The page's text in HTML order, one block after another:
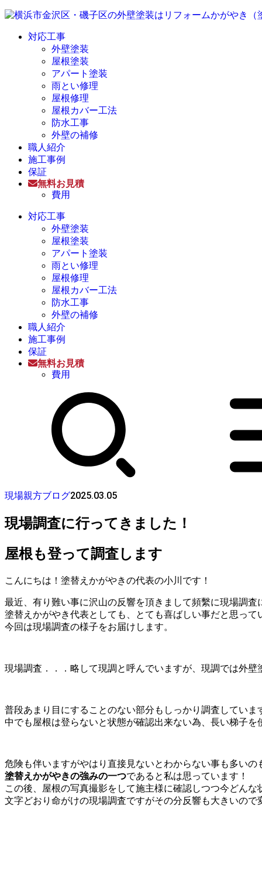
対応工事
外壁塗装
屋根塗装
アパート塗装
雨とい修理
屋根修理
屋根カバー工法
防水工事
外壁の補修
職人紹介
施工事例
保証
無料お見積
費用
対応工事
外壁塗装
屋根塗装
アパート塗装
雨とい修理
屋根修理
屋根カバー工法
防水工事
外壁の補修
職人紹介
施工事例
保証
無料お見積
費用
現場親方ブログ2025.03.05
現場調査に行ってきました！
屋根も登って調査します
こんにちは！塗替えかがやきの代表の小川です！
最近、有り難い事に沢山の反響を頂きまして頻繫に現場調
塗替えかがやき代表としても、とても喜ばしい事だと思って
今回は現場調査の様子をお届けします。
現場調査．．．略して現調と呼んでいますが、現調では外
普段あまり目にすることのない部分もしっかり調査していま
中でも屋根は登らないと状態が確認出来ない為、長い梯子
危険も伴いますがやはり直接見ないとわからない事も多いの
塗替えかがやきの強みの一つであると私は思っています！
この後、屋根の写真撮影をして施主様に確認しつつ今どん
文字どおり命がけの現場調査ですがその分反響も大きいの